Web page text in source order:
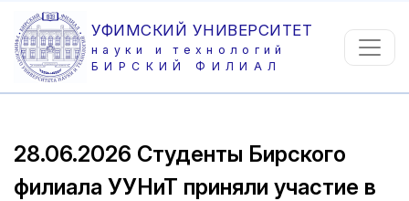
УФИМСКИЙ УНИВЕРСИТЕТ
науки и технологий
БИРСКИЙ ФИЛИАЛ
28.06.2026 Студенты Бирского
филиала УУНиТ приняли участие в